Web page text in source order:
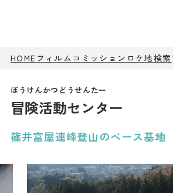
HOME フィルムコミッション ロケ地検索
冒険活動センター
篠井富屋連峰登山のベース基地
フ
ロ